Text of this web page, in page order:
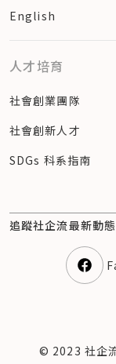
English
人才培育
社會創業團隊
社會創新人才
SDGs 科系指南
追蹤社企流最新動態
© 2023 社企